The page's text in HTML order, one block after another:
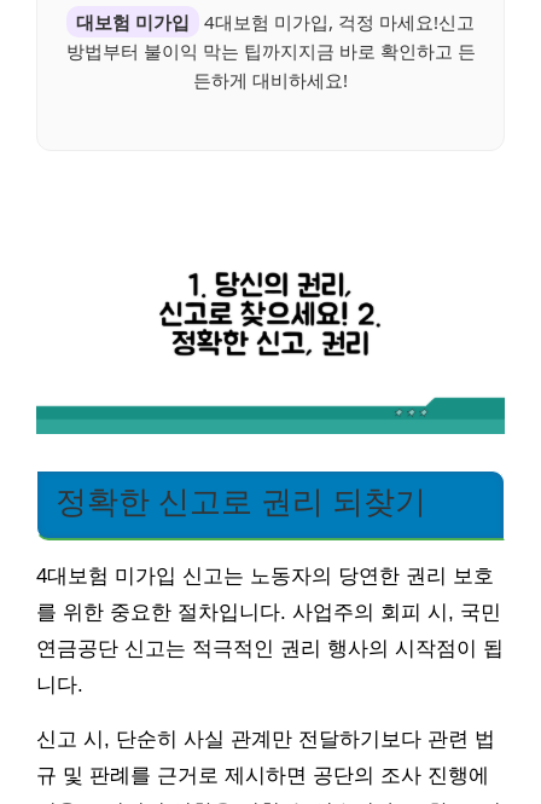
대보험 미가입
4대보험 미가입, 걱정 마세요!신고
방법부터 불이익 막는 팁까지지금 바로 확인하고 든
든하게 대비하세요!
정확한 신고로 권리 되찾기
4대보험 미가입 신고는 노동자의 당연한 권리 보호
를 위한 중요한 절차입니다. 사업주의 회피 시, 국민
연금공단 신고는 적극적인 권리 행사의 시작점이 됩
니다.
신고 시, 단순히 사실 관계만 전달하기보다 관련 법
규 및 판례를 근거로 제시하면 공단의 조사 진행에